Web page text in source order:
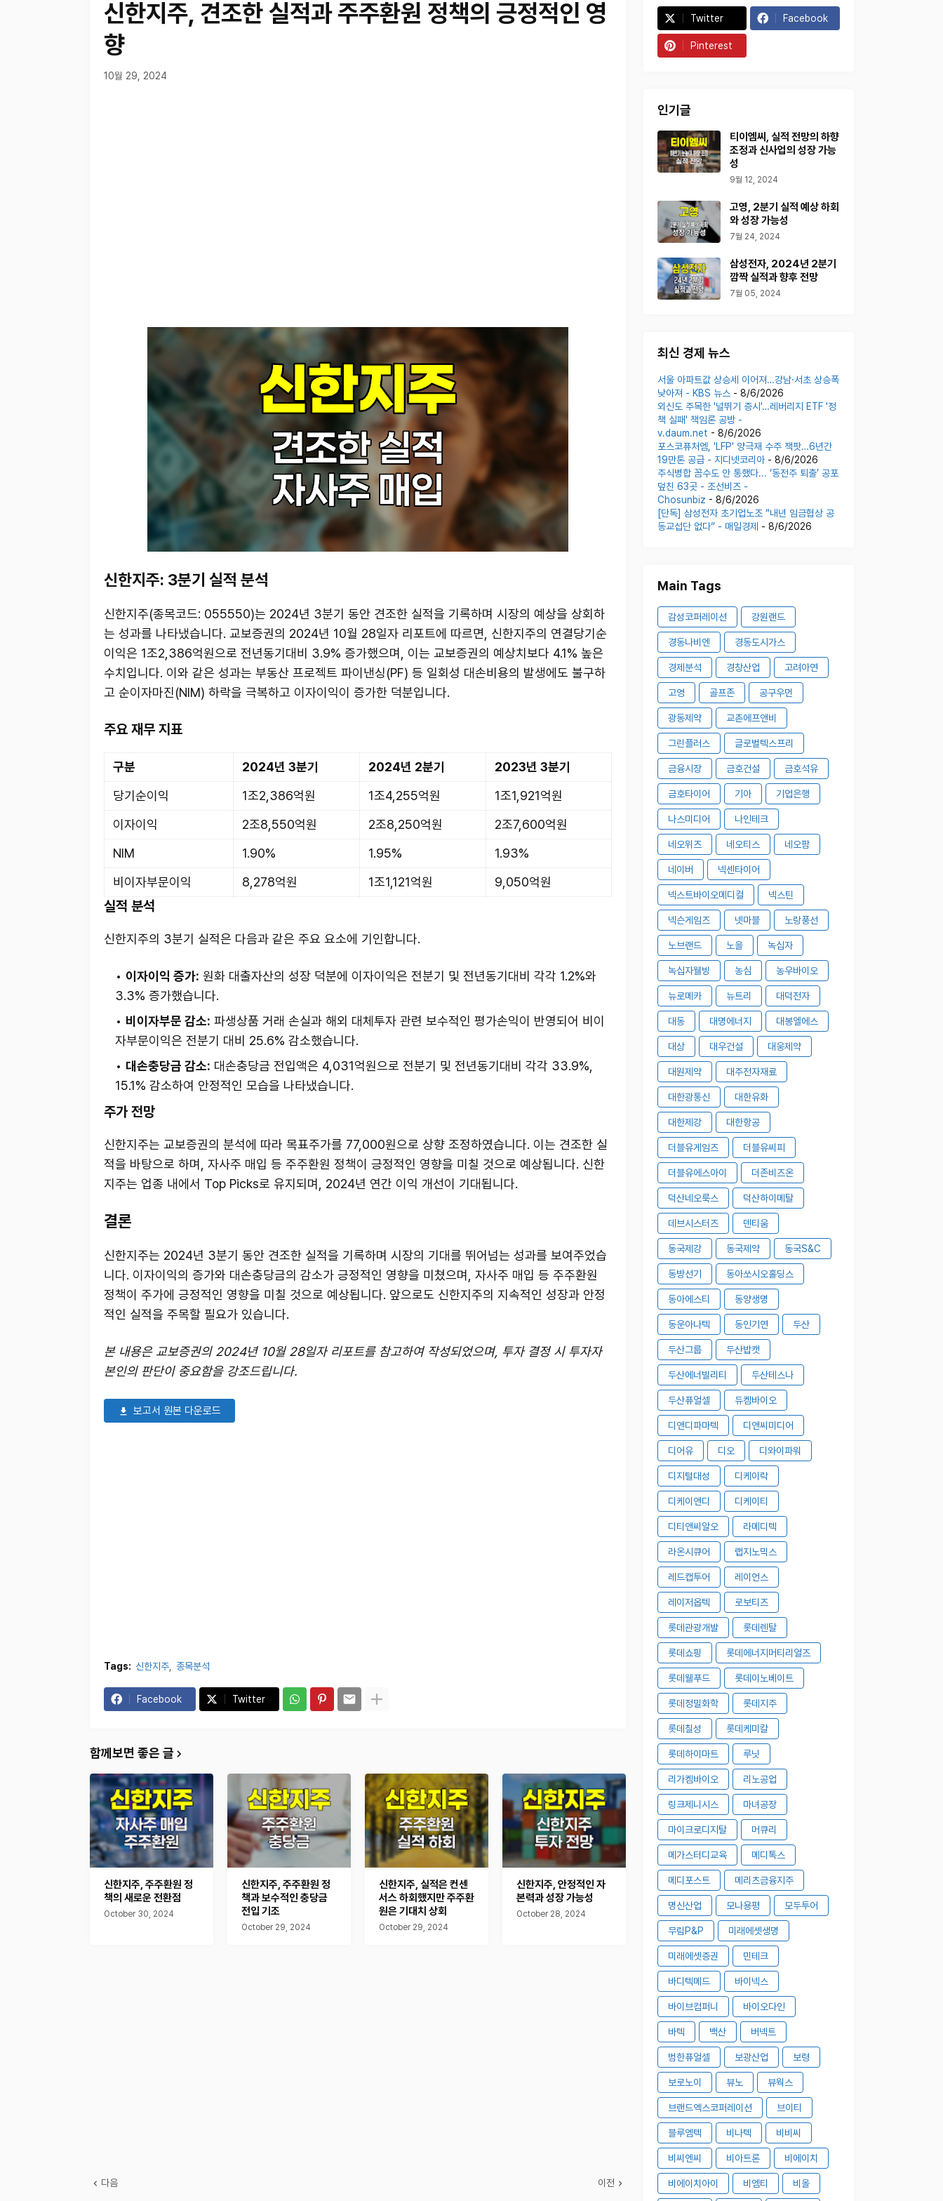
신한지주, 견조한 실적과 주주환원 정책의 긍정적인 영
향
10월 29, 2024
신한지주: 3분기 실적 분석
신한지주(종목코드: 055550)는 2024년 3분기 동안 견조한 실적을 기록하며 시장의 예상을 상회하
는 성과를 나타냈습니다. 교보증권의 2024년 10월 28일자 리포트에 따르면, 신한지주의 연결당기순
이익은 1조2,386억원으로 전년동기대비 3.9% 증가했으며, 이는 교보증권의 예상치보다 4.1% 높은
수치입니다. 이와 같은 성과는 부동산 프로젝트 파이낸싱(PF) 등 일회성 대손비용의 발생에도 불구하
고 순이자마진(NIM) 하락을 극복하고 이자이익이 증가한 덕분입니다.
주요 재무 지표
구분 2024년 3분기 2024년 2분기
2023년 3분기
당기순이익
1조2,386억원 1조4,255억원
1조1,921억원
이자이익
2조8,550억원 2조8,250억원
2조7,600억원
NIM
1.90% 1.95%
1.93%
비이자부문이익
8,278억원 1조1,121억원 9,050억원
실적 분석
신한지주의 3분기 실적은 다음과 같은 주요 요소에 기인합니다.
이자이익 증가: 원화 대출자산의 성장 덕분에 이자이익은 전분기 및 전년동기대비 각각 1.2%와
3.3% 증가했습니다.
비이자부문 감소: 파생상품 거래 손실과 해외 대체투자 관련 보수적인 평가손익이 반영되어 비이
자부문이익은 전분기 대비 25.6% 감소했습니다.
대손충당금 감소: 대손충당금 전입액은 4,031억원으로 전분기 및 전년동기대비 각각 33.9%,
15.1% 감소하여 안정적인 모습을 나타냈습니다.
주가 전망
신한지주는 교보증권의 분석에 따라 목표주가를 77,000원으로 상향 조정하였습니다. 이는 견조한 실
적을 바탕으로 하며, 자사주 매입 등 주주환원 정책이 긍정적인 영향을 미칠 것으로 예상됩니다. 신한
지주는 업종 내에서 Top Picks로 유지되며, 2024년 연간 이익 개선이 기대됩니다.
결론
신한지주는 2024년 3분기 동안 견조한 실적을 기록하며 시장의 기대를 뛰어넘는 성과를 보여주었습
니다. 이자이익의 증가와 대손충당금의 감소가 긍정적인 영향을 미쳤으며, 자사주 매입 등 주주환원
정책이 주가에 긍정적인 영향을 미칠 것으로 예상됩니다. 앞으로도 신한지주의 지속적인 성장과 안정
적인 실적을 주목할 필요가 있습니다.
본 내용은 교보증권의 2024년 10월 28일자 리포트를 참고하여 작성되었으며, 투자 결정 시 투자자
본인의 판단이 중요함을 강조드립니다.
보고서 원본 다운로드
Tags: 신한지주 종목분석
Facebook Twitter
함께보면 좋은 글
신한지주, 주주환원 정
책의 새로운 전환점
October 30, 2024
신한지주, 주주환원 정
책과 보수적인 충당금
전입 기조
October 29, 2024
신한지주, 실적은 컨센
서스 하회했지만 주주환
원은 기대치 상회
October 29, 2024
신한지주, 안정적인 자
본력과 성장 가능성
October 28, 2024
다음 이전
Twitter Facebook
Pinterest
인기글
티이엠씨, 실적 전망의 하향
조정과 신사업의 성장 가능
성
9월 12, 2024
고영, 2분기 실적 예상 하회
와 성장 가능성
7월 24, 2024
삼성전자, 2024년 2분기
깜짝 실적과 향후 전망
7월 05, 2024
최신 경제 뉴스
서울 아파트값 상승세 이어져…강남·서초 상승폭
낮아져 - KBS 뉴스- 8/6/2026
외신도 주목한 '널뛰기 증시'…레버리지 ETF '정
책 실패' 책임론 공방 -
v.daum.net - 8/6/2026
포스코퓨처엠, 'LFP' 양극재 수주 잭팟…6년간
19만톤 공급 - 지디넷코리아- 8/6/2026
주식병합 꼼수도 안 통했다... ‘동전주 퇴출’ 공포
덮친 63곳 - 조선비즈 -
Chosunbiz - 8/6/2026
[단독] 삼성전자 초기업노조 “내년 임금협상 공
동교섭단 없다” - 매일경제 - 8/6/2026
Main Tags
감성코퍼레이션 강원랜드
경동나비엔 경동도시가스
경제분석 경창산업 고려아연
고영 골프존 공구우먼
광동제약 교촌에프앤비
그린플러스 글로벌텍스프리
금융시장 금호건설 금호석유
금호타이어 기아 기업은행
나스미디어 나인테크
네오위즈 네오티스 네오팜
네이버 넥센타이어
넥스트바이오메디컬 넥스틴
넥슨게임즈 넷마블 노랑풍선
노브랜드 노을 녹십자
녹십자웰빙 농심 농우바이오
뉴로메카 뉴트리 대덕전자
대동 대명에너지 대봉엘에스
대상 대우건설 대웅제약
대원제약 대주전자재료
대한광통신 대한유화
대한제강 대한항공
더블유게임즈 더블유씨피
더블유에스아이 더존비즈온
덕산네오룩스 덕산하이메탈
데브시스터즈 덴티움
동국제강 동국제약 동국S&C
동방선기 동아쏘시오홀딩스
동아에스티 동양생명
동운아나텍 동인기연 두산
두산그룹 두산밥캣
두산에너빌리티 두산테스나
두산퓨얼셀 듀켐바이오
디앤디파마텍 디앤씨미디어
디어유 디오 디와이파워
디지털대성 디케이락
디케이앤디 디케이티
디티앤씨알오 라메디텍
라온시큐어 랩지노믹스
레드캡투어 레이언스
레이저옵텍 로보티즈
롯데관광개발 롯데렌탈
롯데쇼핑 롯데에너지머티리얼즈
롯데웰푸드 롯데이노베이트
롯데정밀화학 롯데지주
롯데칠성 롯데케미칼
롯데하이마트 루닛
리가켐바이오 리노공업
링크제니시스 마녀공장
마이크로디지탈 머큐리
메가스터디교육 메디톡스
메디포스트 메리츠금융지주
명신산업 모나용평 모두투어
무림P&P 미래에셋생명
미래에셋증권 민테크
바디텍메드 바이넥스
바이브컴퍼니 바이오다인
바텍 백산 버넥트
범한퓨얼셀 보광산업 보령
보로노이 뷰노 뷰웍스
브랜드엑스코퍼레이션 브이티
블루엠텍 비나텍 비비씨
비씨엔씨 비아트론 비에이치
비에이치아이 비엠티 비올